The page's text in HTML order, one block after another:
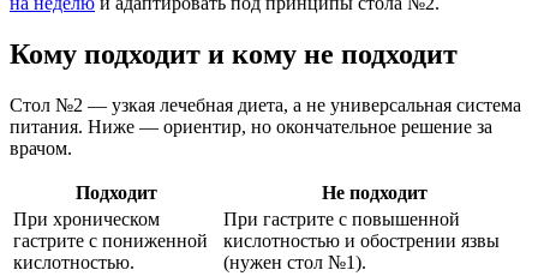
Кому подходит и кому не подходит
Стол №2 — узкая лечебная диета, а не универсальная система
питания. Ниже — ориентир, но окончательное решение за
врачом.
Подходит
Не подходит
При хроническом
гастрите с пониженной
кислотностью.
При гастрите с повышенной
кислотностью и обострении язвы
(нужен стол №1).